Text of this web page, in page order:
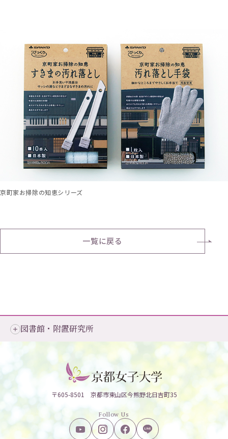
京町家お掃除の知恵シリーズ
一覧に戻る
図書館・附置研究所
〒605-8501 京都市東山区今熊野北日吉町35
Follow Us